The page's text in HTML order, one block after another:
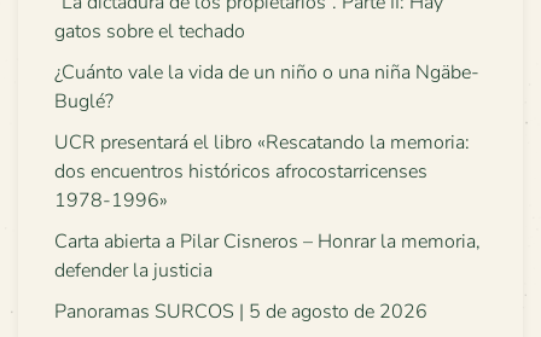
gatos sobre el techado
¿Cuánto vale la vida de un niño o una niña Ngäbe-
Buglé?
UCR presentará el libro «Rescatando la memoria:
dos encuentros históricos afrocostarricenses
1978-1996»
Carta abierta a Pilar Cisneros – Honrar la memoria,
defender la justicia
Panoramas SURCOS | 5 de agosto de 2026